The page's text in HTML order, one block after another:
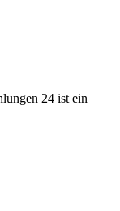
24 ist ein